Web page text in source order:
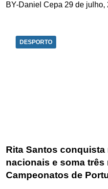
BY-Daniel Cepa 29 de julho,
DESPORTO
Rita Santos
nacionais e soma
Campeonatos de